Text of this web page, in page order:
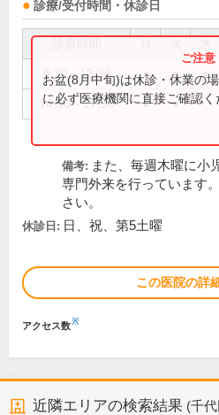
診療/受付時間・休診日
9:30～12:30 ● ● ●
14:30～17:30 ● ●
お盆(8月中旬)は休診・休業の
に必ず医療機関に直接ご確認く
備考: また、毎週木曜に小
専門外来を行っています
さい。
休診日: 日、祝、第5土曜
この医院の詳
アクセス数※
近隣エリアの検索結果 (千